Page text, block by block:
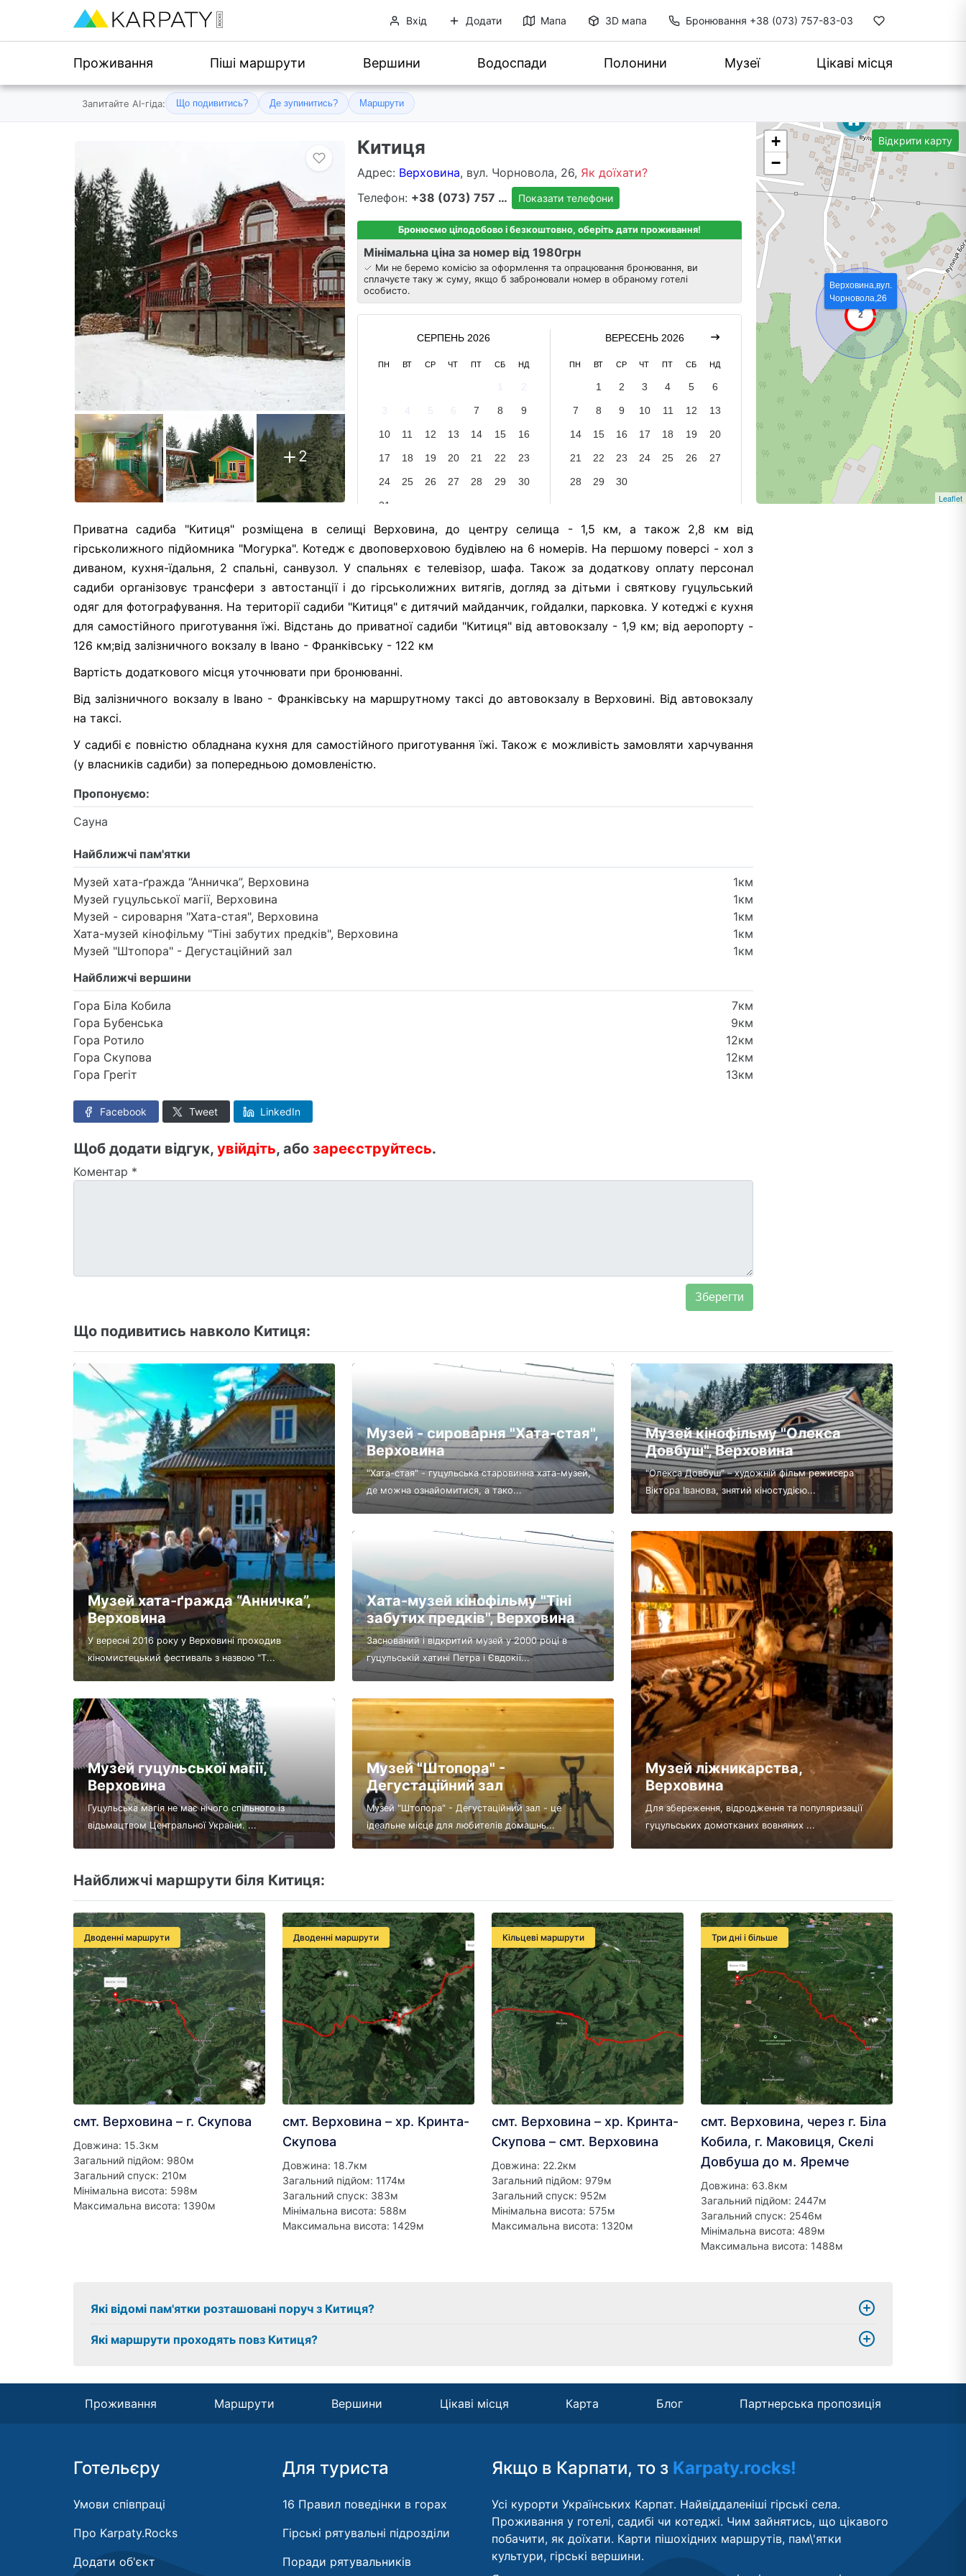
Вхід Додати Мапа 3D мапа Бронювання +38 (073) 757-83-03
Проживання Піші маршрути Вершини Водоспади Полонини Музеї Цікаві місця
Запитайте AI-гіда: Що подивитись? Де зупинитись? Маршрути
2
Китиця
Адрес: Верховина, вул. Чорновола, 26, Як доїхати?
Телефон:
+38 (073) 757 8303 Показати телефони
Бронюємо цілодобово і безкоштовно, оберіть дати проживання!
Мінімальна ціна за номер від 1980грн
Ми не беремо комісію за оформлення та опрацювання бронювання, ви
сплачуєте таку ж суму, якщо б забронювали номер в обраному готелі
особисто.
СЕРПЕНЬ 2026
ПН ВТ СР ЧТ ПТ СБ НД
7 8 9
10 11 12 13 14 15 16
17 18 19 20 21 22 23
24 25 26 27 28 29 30
31
ВЕРЕСЕНЬ 2026
ПН ВТ СР ЧТ ПТ СБ НД
1 2 3 4 5 6
7 8 9 10 11 12 13
14 15 16 17 18 19 20
21 22 23 24 25 26 27
28 29 30
Відкрити карту
Верховина,вул.
Чорновола,26
+
−
Leaflet
Приватна садиба "Китиця" розміщена в селищі Верховина, до центру селища - 1,5 км, а також 2,8 км від
гірськолижного підйомника "Могурка". Котедж є двоповерховою будівлею на 6 номерів. На першому поверсі - хол з
диваном, кухня-їдальня, 2 спальні, санвузол. У спальнях є телевізор, шафа. Також за додаткову оплату персонал
садиби організовує трансфери з автостанції і до гірськолижних витягів, догляд за дітьми і святкову гуцульський
одяг для фотографування. На території садиби "Китиця" є дитячий майданчик, гойдалки, парковка. У котеджі є кухня
для самостійного приготування їжі. Відстань до приватної садиби "Китиця" від автовокзалу - 1,9 км; від аеропорту -
126 км;від залізничного вокзалу в Івано - Франківську - 122 км
Вартість додаткового місця уточнювати при бронюванні.
Від залізничного вокзалу в Івано - Франківську на маршрутному таксі до автовокзалу в Верховині. Від автовокзалу
на таксі.
У садибі є повністю обладнана кухня для самостійного приготування їжі. Також є можливість замовляти харчування
(у власників садиби) за попередньою домовленістю.
Пропонуємо:
Сауна
Найближчі пам'ятки
Музей хата-ґражда “Анничка”, Верховина
1км
Музей гуцульської магії, Верховина
1км
Музей - сироварня "Хата-стая", Верховина
1км
Хата-музей кінофільму "Тіні забутих предків", Верховина
1км
Музей "Штопора" - Дегустаційний зал
1км
Найближчі вершини
Гора Біла Кобила
7км
Гора Бубенська
9км
Гора Ротило
12км
Гора Скупова
12км
Гора Грегіт
13км
Facebook Tweet LinkedIn
Щоб додати відгук, увійдіть, або зареєструйтесь.
Коментар *
Що подивитись навколо Китиця:
Музей хата-ґражда “Анничка”,
Верховина
У вересні 2016 року у Верховині проходив
кіномистецький фестиваль з назвою "Т...
Музей гуцульської магії,
Верховина
Гуцульська магія не має нічого спільного із
відьмацтвом Центральної України. ...
Музей - сироварня "Хата-стая",
Верховина
"Хата-стая" - гуцульська старовинна хата-музей,
де можна ознайомитися, а тако...
Хата-музей кінофільму "Тіні
забутих предків", Верховина
Заснований і відкритий музей у 2000 році в
гуцульській хатині Петра і Євдокії...
Музей "Штопора" -
Дегустаційний зал
Музей "Штопора" - Дегустаційний зал - це
ідеальне місце для любителів домашнь...
Музей кінофільму "Олекса
Довбуш", Верховина
"Олекса Довбуш" – художній фільм режисера
Віктора Іванова, знятий кіностудією...
Музей ліжникарства,
Верховина
Для збереження, відродження та популяризації
гуцульських домотканих вовняних ...
Найближчі маршрути біля Китиця:
Дводенні маршрути
смт. Верховина – г. Скупова
Довжина: 15.3км
Загальний підйом: 980м
Загальний спуск: 210м
Мінімальна висота: 598м
Максимальна висота: 1390м
Дводенні маршрути
смт. Верховина – хр. Кринта-
Скупова
Довжина: 18.7км
Загальний підйом: 1174м
Загальний спуск: 383м
Мінімальна висота: 588м
Максимальна висота: 1429м
Кільцеві маршрути
смт. Верховина – хр. Кринта-
Скупова – смт. Верховина
Довжина: 22.2км
Загальний підйом: 979м
Загальний спуск: 952м
Мінімальна висота: 575м
Максимальна висота: 1320м
Три дні і більше
смт. Верховина, через г. Біла
Кобила, г. Маковиця, Скелі
Довбуша до м. Яремче
Довжина: 63.8км
Загальний підйом: 2447м
Загальний спуск: 2546м
Мінімальна висота: 489м
Максимальна висота: 1488м
Які відомі пам'ятки розташовані поруч з Китиця?
Які маршрути проходять повз Китиця?
Проживання Маршрути Вершини Цікаві місця Карта Блог Партнерська пропозиція
Готельєру
Умови співпраці
Про Karpaty.Rocks
Додати об'єкт
Для туриста
16 Правил поведінки в горах
Гірські рятувальні підрозділи
Поради рятувальників
Якщо в Карпати, то з Karpaty.rocks!
Усі курорти Українських Карпат. Найвіддаленіші гірські села.
Проживання у готелі, садибі чи котеджі. Чим зайнятись, що цікавого
побачити, як доїхати. Карти пішохідних маршрутів, пам\'ятки
культури, гірські вершини.